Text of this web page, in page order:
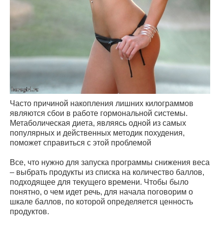
Часто причиной накопления лишних килограммов
являются сбои в работе гормональной системы.
Метаболическая диета, являясь одной из самых
популярных и действенных методик похудения,
поможет справиться с этой проблемой
Все, что нужно для запуска программы снижения веса
– выбрать продукты из списка на количество баллов,
подходящее для текущего времени. Чтобы было
понятно, о чем идет речь, для начала поговорим о
шкале баллов, по которой определяется ценность
продуктов.